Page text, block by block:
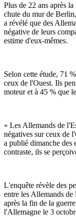
Plus de 22 ans après
chute du mur de
a révélé que des
négative de leurs
estime d'eux-mêmes.
Selon cette étude, 71
ceux de l'Ouest. Ils
moteur et à 45 % que
« Les Allemands de
négatives sur ceux de
a publié dimanche des
contraste, ils se
L'enquête révèle des
entre les Allemands
après la fin de la
l'Allemagne le 3